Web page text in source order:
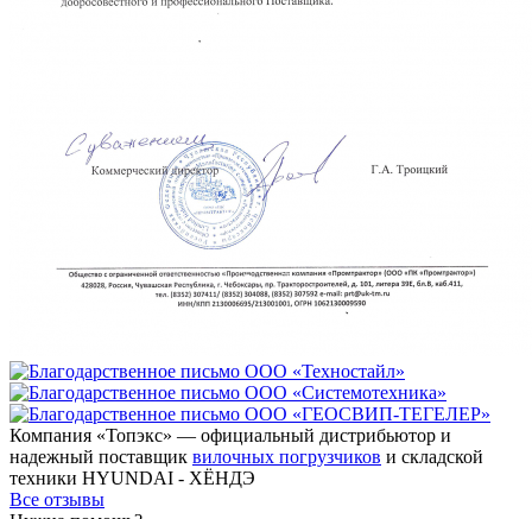
Компания «Топэкс» — официальный дистрибьютор и
надежный поставщик вилочных погрузчиков и складской
техники HYUNDAI - ХЁНДЭ
Все отзывы